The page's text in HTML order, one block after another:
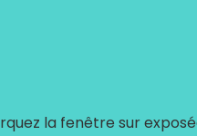
la fenêtre sur